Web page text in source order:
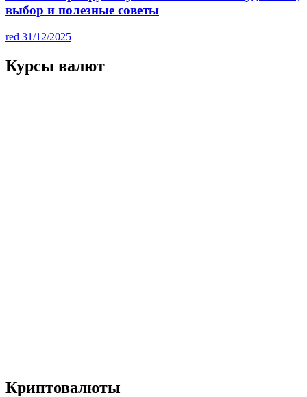
выбор и полезные советы
red 31/12/2025
Курсы валют
Криптовалюты